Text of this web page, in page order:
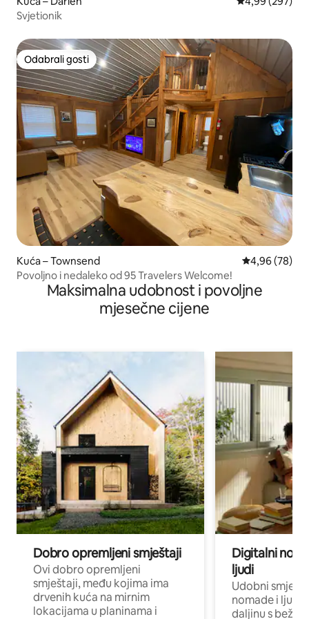
Svjetionik
Odabrali gosti
Odabrali gosti
Kuća – Townsend Prosječna
4,96 (78)
Povoljno i nedaleko od 95 Travelers Welcome!
Maksimalna udobnost i povoljne
mjesečne cijene
Dobro opremljeni smještaji
Ovi dobro opremljeni
smještaji, među kojima ima
drvenih kuća na mirnim
lokacijama u planinama i
Digitalni
ljudi
Udobni
nomade i ljude
daljinu s